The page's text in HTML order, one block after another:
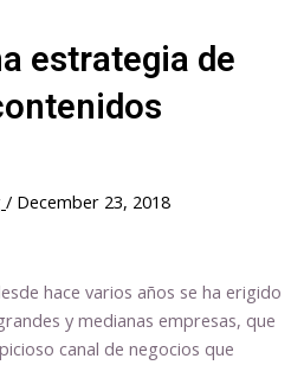
estrategia de
/ December 23, 2018
hace varios años se ha erigido
y medianas empresas, que
canal de negocios que